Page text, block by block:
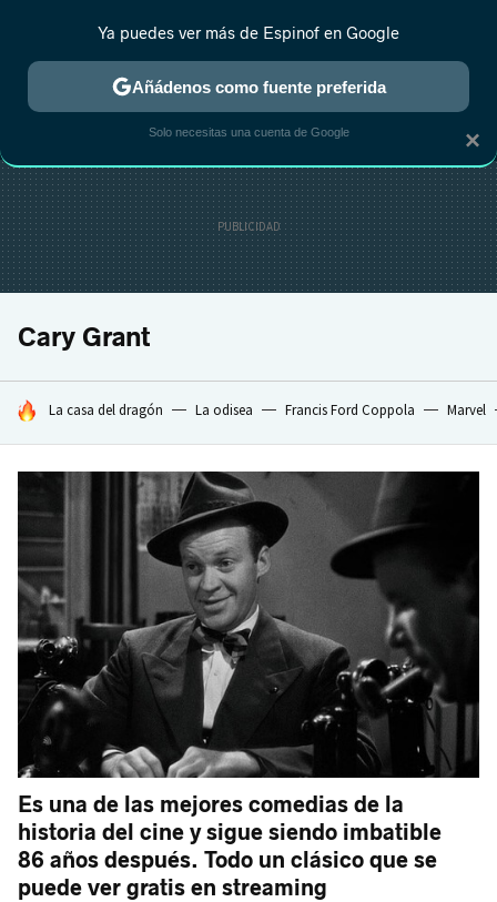
MENÚ NUEVO
ESTRENOS REALITY ANIME RANKINGS CINE
Cary Grant
HOY SE HABLA DE
La casa del dragón La odisea Francis Ford Coppola Marvel
Es una de las mejores comedias de la
historia del cine y sigue siendo imbatible
86 años después. Todo un clásico que se
puede ver gratis en streaming
×
Ya puedes ver más de Espinof en Google
Añádenos como fuente preferida
Solo necesitas una cuenta de Google